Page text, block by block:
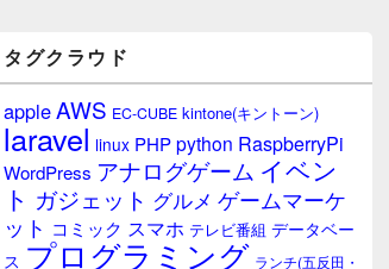
ー
ジ
ッ
ト
タグクラウド
appleAWS EC-CUBE kintone(キントーン)
laravel linux PHPpython RaspberryPi
WordPress アナログゲーム イベン
ト ガジェット グルメ ゲームマーケ
ット コミック スマホ テレビ番組 データベー
ス プログラミング ランチ(五反田・